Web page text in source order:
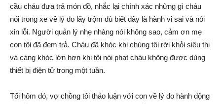
cầu cháu đưa trả món đồ, nhắc lại chính xác những gì cháu
nói trong xe về lý do lấy trộm dù biết đây là hành vi sai và nói
xin lỗi. Người quản lý nhẹ nhàng nói không sao, cảm ơn mẹ
con tôi đã đem trả. Cháu đã khóc khi chúng tôi rời khỏi siêu thị
và càng khóc lớn hơn khi tôi nói phạt cháu không được dùng
thiết bị điện tử trong một tuần.
Tối hôm đó, vợ chồng tôi thảo luận với con về lý do hành động